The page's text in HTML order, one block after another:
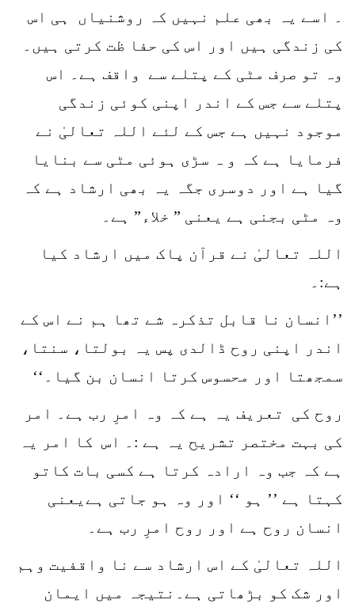
۔ اسے یہ بھی علم نہیں کہ روشنیاں ہی اس
کی زندگی ہیں اور اس کی حفا ظت کرتی ہیں۔
وہ تو صرف مٹی کے پتلے سے واقف ہے۔ اس
پتلے سے جس کے اندر اپنی کوئی زندگی
موجود نہیں ہے جس کے لئے اللہ تعالیٰ نے
فرمایا ہے کہ و ہ سڑی ہوئی مٹی سے بنایا
گیا ہے اور دوسری جگہ یہ بھی ارشاد ہے کہ
وہ مٹی بجنی ہے یعنی ” خلاء” ہے۔
اللہ تعالیٰ نے قرآن پاک میں ارشاد کیا
ہے:۔
’’انسان نا قابل تذکرہ شے تھا ہم نے اس کے
اندر اپنی روح ڈالدی پس یہ بولتا، سنتا،
سمجھتا اور محسوس کرتا انسان بن گیا۔‘‘
روح کی تعریف یہ ہے کہ وہ امرِ رب ہے۔ امر
کی بہت مختصر تشریح یہ ہے :۔ اس کا امر یہ
ہے کہ جب وہ ارادہ کرتا ہے کسی بات کاتو
کہتا ہے ’’ ہو ‘‘ اور وہ ہو جاتی ہےیعنی
انسان روح ہے اور روح امرِ رب ہے۔
اللہ تعالیٰ کے اس ارشاد سے نا واقفیت وہم
اور شک کو بڑھاتی ہے۔نتیجہ میں ایمان